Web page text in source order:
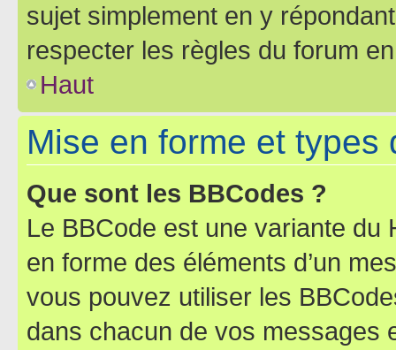
sujet simplement en y
respecter les règles du forum
Haut
Mise en forme et types
Que sont les BBCodes ?
Le BBCode est une variante du
en forme des éléments d’un
vous pouvez utiliser les
dans chacun de vos messages